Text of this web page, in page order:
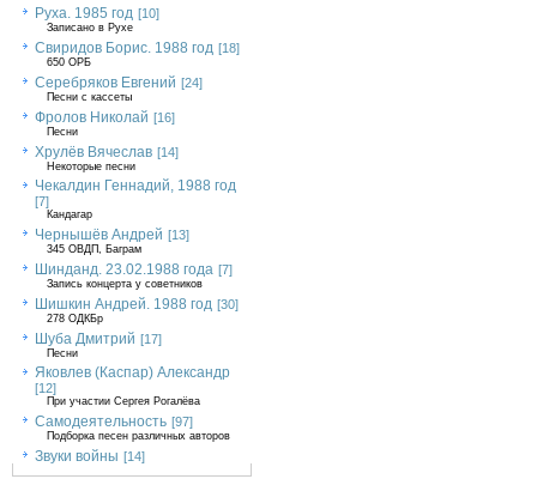
Руха. 1985 год [10]
Записано в Рухе
Свиридов Борис. 1988 год [18]
650 ОРБ
Серебряков Евгений [24]
Песни с кассеты
Фролов Николай [16]
Песни
Хрулёв Вячеслав [14]
Некоторые песни
Чекалдин Геннадий, 1988 год
[7]
Кандагар
Чернышёв Андрей [13]
345 ОВДП, Баграм
Шинданд. 23.02.1988 года [7]
Запись концерта у советников
Шишкин Андрей. 1988 год [30]
278 ОДКБр
Шуба Дмитрий [17]
Песни
Яковлев (Каспар) Александр
[12]
При участии Сергея Рогалёва
Самодеятельность [97]
Подборка песен различных авторов
Звуки войны [14]